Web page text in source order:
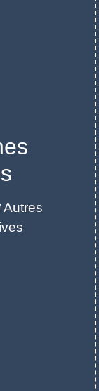
Autres